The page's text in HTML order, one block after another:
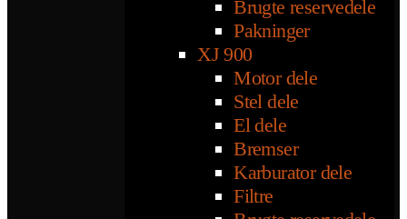
Brugte reservedele
Pakninger
XJ 900
Motor dele
Stel dele
El dele
Bremser
Karburator dele
Filtre